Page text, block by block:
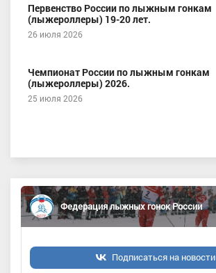
Первенство России по лыжным гонкам
(лыжероллеры) 19-20 лет.
26 июля 2026
Чемпионат России по лыжным гонкам
(лыжероллеры) 2026.
25 июля 2026
Федерация лыжных гонок России
Подписаться на новости